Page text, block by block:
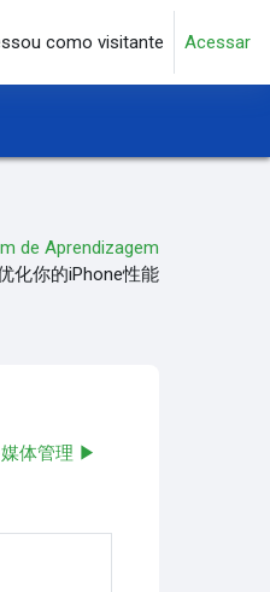
como visitante Acessar
de Aprendizagem
化你的iPhone性能
体管理 ▶︎